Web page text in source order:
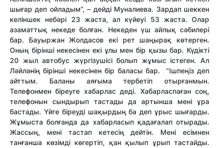
шығар деп ойладым”, – дейді Муналиева. Зардап шеккен
келіншек небәрі 23 жаста, ал күйеуі 53 жаста. Олар
азаматтық некеде болған. Некеден үш айлық сәбилері
бар. Бауыржан Жолдасов екі рет шаңырақ көтерген.
Оның бірінші некесінен екі ұлы мен бір қызы бар. Күдікті
20 жыл автобус жүргізушісі болып жұмыс істеген. Ал
Ләйләнің бірінші некесінен бір баласы бар. “Ішпеңіз деп
айттым. Баланы аяғыма тербетіп отырғанмын.
Телефонмен біреуге хабарлас деді. Хабарласпаған соң,
телефонын сындырып тастады да артынша мені ұра
бастады. Үйге біреуді шақырдың ба деп ұрыс шығарды.
Жұмыста болғанда да хабарласып қадағалап отырады.
Жассың, мені тастап кетесің дейтін. Мені есімнен
танғанша көзімді көгертіп, қан қылып ұрып тастайды.